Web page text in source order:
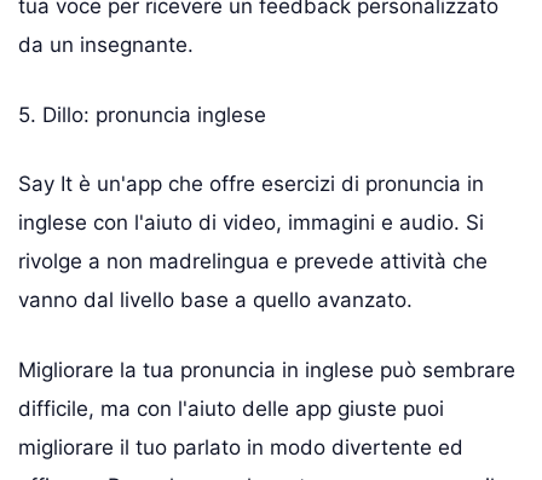
tua voce per ricevere un feedback personalizzato
da un insegnante.
5. Dillo: pronuncia inglese
Say It è un'app che offre esercizi di pronuncia in
inglese con l'aiuto di video, immagini e audio. Si
rivolge a non madrelingua e prevede attività che
vanno dal livello base a quello avanzato.
Migliorare la tua pronuncia in inglese può sembrare
difficile, ma con l'aiuto delle app giuste puoi
migliorare il tuo parlato in modo divertente ed